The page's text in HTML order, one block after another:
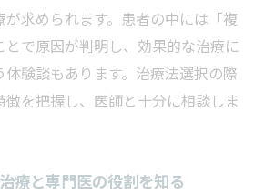
が求められます。患者の中には「複
とで原因が判明し、効果的な治療に
体験談もあります。治療法選択の際
徴を把握し、医師と十分に相談しま
療と専門医の役割を知る